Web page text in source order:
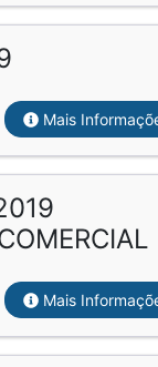
Mais
Mais